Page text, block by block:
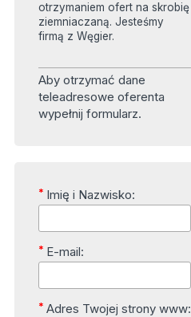
otrzymaniem ofert na skrobię
ziemniaczaną. Jesteśmy
firmą z Węgier.
Aby otrzymać dane
teleadresowe oferenta
wypełnij formularz.
* Imię i Nazwisko:
* E-mail:
* Adres Twojej strony www: